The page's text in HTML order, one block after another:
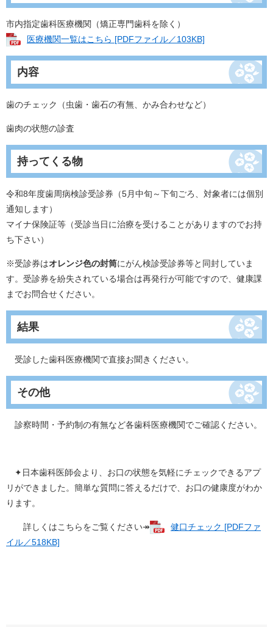
市内指定歯科医療機関（矯正専門歯科を除く）
医療機関一覧はこちら [PDFファイル／103KB]
内容
歯のチェック（虫歯・歯石の有無、かみ合わせなど）
歯肉の状態の診査
持ってくる物
令和8年度歯周病検診受診券（5月中旬～下旬ごろ、対象者には個別
通知します）
マイナ保険証等（受診当日に治療を受けることがありますのでお持
ち下さい）
※受診券はオレンジ色の封筒にがん検診受診券等と同封していま
す。受診券を紛失されている場合は再発行が可能ですので、健康課
までお問合せください。
結果
受診した歯科医療機関で直接お聞きください。
その他
診察時間・予約制の有無など各歯科医療機関でご確認ください。
✦日本歯科医師会より、お口の状態を気軽にチェックできるアプ
リができました。簡単な質問に答えるだけで、お口の健康度がわか
ります。
詳しくはこちらをご覧ください↠
健口チェック [PDFファ
イル／518KB]